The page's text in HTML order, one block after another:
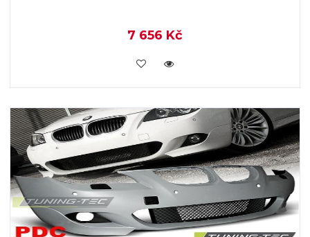
7 656 Kč
KOUPIT